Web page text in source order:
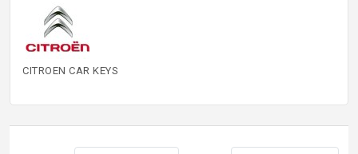
ЗАГОТОВКИ ERREBI
ЗАГОТОВКИ ДРУГИ
CITROEN CAR KEYS